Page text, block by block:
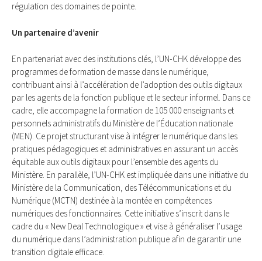
régulation des domaines de pointe.
Un partenaire d’avenir
En partenariat avec des institutions clés, l’UN-CHK développe des
programmes de formation de masse dans le numérique,
contribuant ainsi à l’accélération de l’adoption des outils digitaux
par les agents de la fonction publique et le secteur informel. Dans ce
cadre, elle accompagne la formation de 105 000 enseignants et
personnels administratifs du Ministère de l’Éducation nationale
(MEN). Ce projet structurant vise à intégrer le numérique dans les
pratiques pédagogiques et administratives en assurant un accès
équitable aux outils digitaux pour l’ensemble des agents du
Ministère. En parallèle, l’UN-CHK est impliquée dans une initiative du
Ministère de la Communication, des Télécommunications et du
Numérique (MCTN) destinée à la montée en compétences
numériques des fonctionnaires. Cette initiative s’inscrit dans le
cadre du « New Deal Technologique » et vise à généraliser l’usage
du numérique dans l’administration publique afin de garantir une
transition digitale efficace.